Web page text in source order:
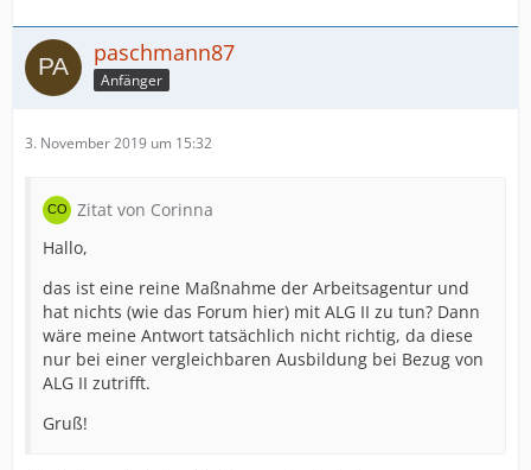
paschmann87
Anfänger
3. November 2019 um 15:32
Zitat von Corinna
Hallo,
das ist eine reine Maßnahme der Arbeitsagentur und
hat nichts (wie das Forum hier) mit ALG II zu tun? Dann
wäre meine Antwort tatsächlich nicht richtig, da diese
nur bei einer vergleichbaren Ausbildung bei Bezug von
ALG II zutrifft.
Gruß!